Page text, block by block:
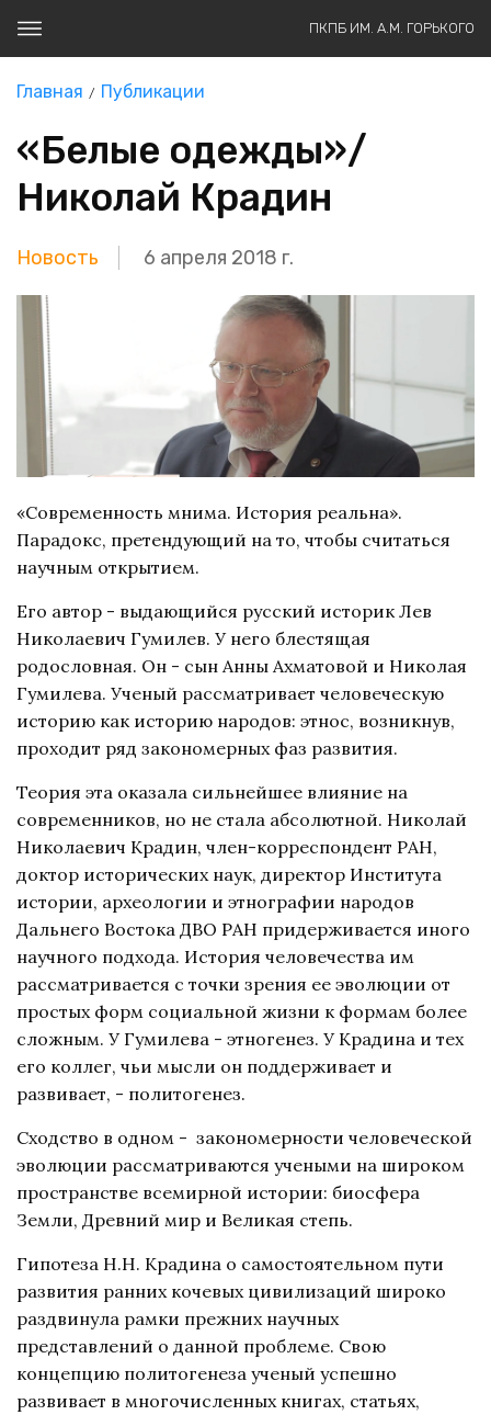
ПКПБ ИМ. А.М. ГОРЬКОГО
Главная Публикации
«Белые одежды»/
Николай Крадин
Новость 6 апреля 2018 г.
«Современность мнима. История реальна».
Парадокс, претендующий на то, чтобы считаться
научным открытием.
Его автор - выдающийся русский историк Лев
Николаевич Гумилев. У него блестящая
родословная. Он - сын Анны Ахматовой и Николая
Гумилева. Ученый рассматривает человеческую
историю как историю народов: этнос, возникнув,
проходит ряд закономерных фаз развития.
Теория эта оказала сильнейшее влияние на
современников, но не стала абсолютной. Николай
Николаевич Крадин, член-корреспондент РАН,
доктор исторических наук, директор Института
истории, археологии и этнографии народов
Дальнего Востока ДВО РАН придерживается иного
научного подхода. История человечества им
рассматривается с точки зрения ее эволюции от
простых форм социальной жизни к формам более
сложным. У Гумилева - этногенез. У Крадина и тех
его коллег, чьи мысли он поддерживает и
развивает, - политогенез.
Сходство в одном - закономерности человеческой
эволюции рассматриваются учеными на широком
пространстве всемирной истории: биосфера
Земли, Древний мир и Великая степь.
Гипотеза Н.Н. Крадина о самостоятельном пути
развития ранних кочевых цивилизаций широко
раздвинула рамки прежних научных
представлений о данной проблеме. Свою
концепцию политогенеза ученый успешно
развивает в многочисленных книгах, статьях,